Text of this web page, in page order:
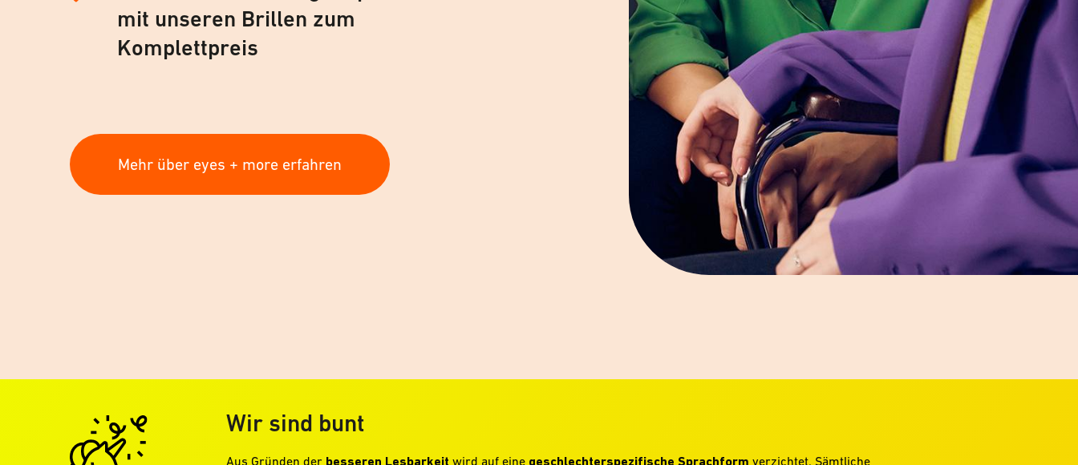
mit unseren Brillen zum
Komplettpreis
Mehr über eyes + more erfahren
Wir sind bunt
Aus Gründen der besseren Lesbarkeit wird auf eine geschlechterspezifische Sprachform verzichtet. Sämtliche